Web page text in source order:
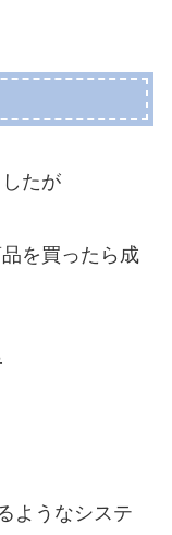
たが
を買ったら成
ようなシステ